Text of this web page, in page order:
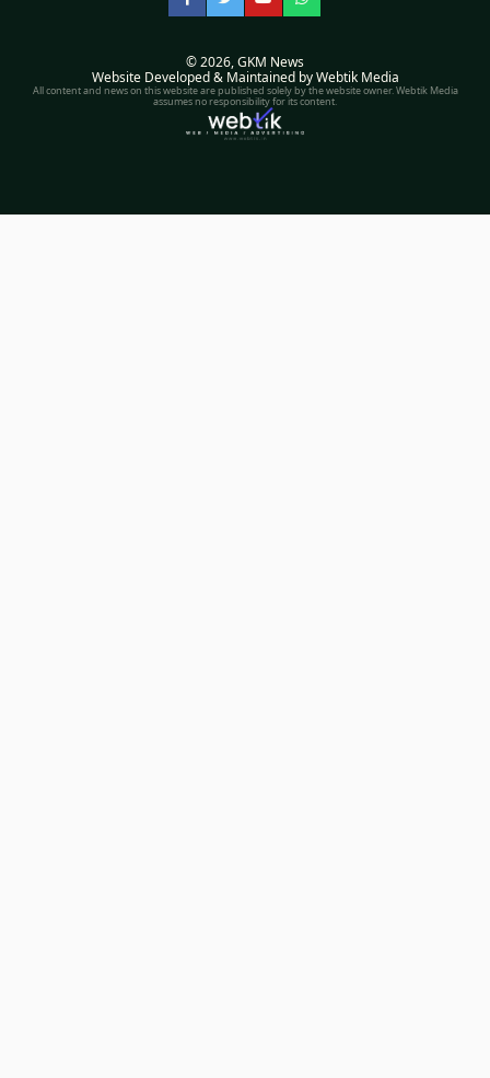
Facebook
TwitterYouTubeWhatsApp
© 2026,GKM News
Website Developed & Maintained by Webtik Media
All content and news on this website are published solely by the website owner. Webtik Media
assumes no responsibility for its content.